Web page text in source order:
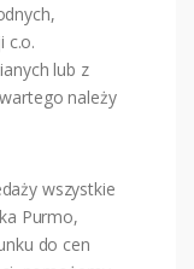
c.o.
lub z
należy
wszystkie
Purmo,
do cen